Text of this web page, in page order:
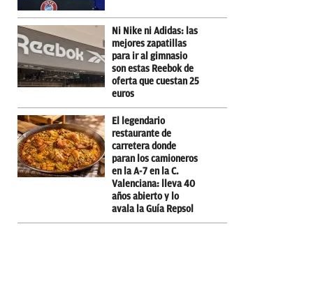
Ni Nike ni Adidas: las
mejores zapatillas
para ir al gimnasio
son estas Reebok de
oferta que cuestan 25
euros
El legendario
restaurante de
carretera donde
paran los camioneros
en la A-7 en la C.
Valenciana: lleva 40
años abierto y lo
avala la Guía Repsol